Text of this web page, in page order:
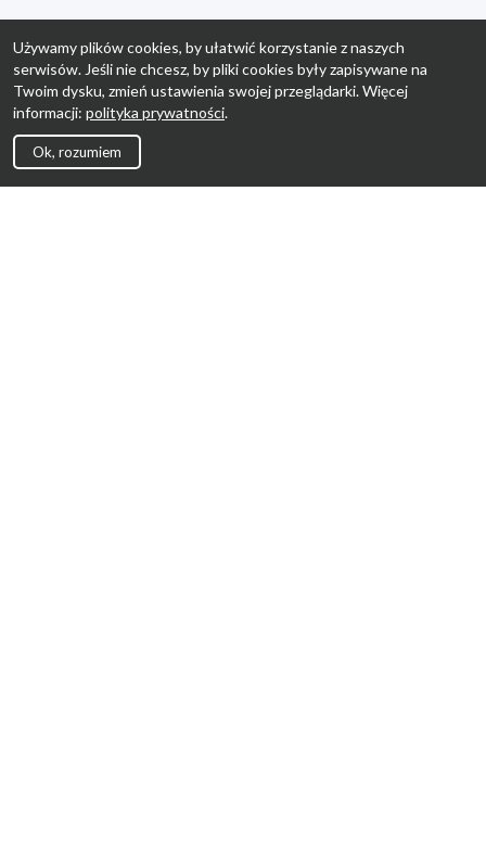
Używamy plików cookies, by ułatwić korzystanie z naszych
serwisów. Jeśli nie chcesz, by pliki cookies były zapisywane na
Twoim dysku, zmień ustawienia swojej przeglądarki. Więcej
informacji: polityka prywatności.
Ok, rozumiem